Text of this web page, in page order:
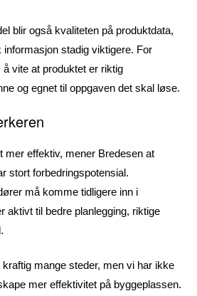
blir også kvaliteten på produktdata,
informasjon stadig viktigere. For
vite at produktet er riktig
og egnet til oppgaven det skal løse.
mer effektiv, mener Bredesen at
stort forbedringspotensial.
må komme tidligere inn i
aktivt til bedre planlegging, riktige
mange steder, men vi har ikke
mer effektivitet på byggeplassen.